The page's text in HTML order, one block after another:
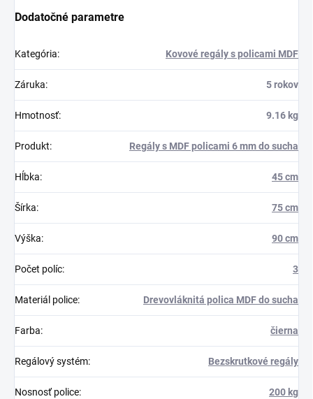
Dodatočné parametre
Kategória: Kovové regály s policami MDF
Záruka: 5 rokov
Hmotnosť: 9.16 kg
Produkt: Regály s MDF policami 6 mm do sucha
Hĺbka: 45 cm
Šírka: 75 cm
Výška: 90 cm
Počet políc: 3
Materiál police: Drevovláknitá polica MDF do sucha
Farba: čierna
Regálový systém: Bezskrutkové regály
Nosnosť police: 200 kg